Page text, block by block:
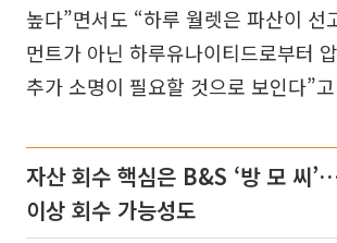
높다”면서도 “하루 월렛은 파산이 선
먼트가 아닌 하루유나이티드로부터
추가 소명이 필요할 것으로 보인다”
자산 회수 핵심은 B&S ‘방 모 씨
이상 회수 가능성도